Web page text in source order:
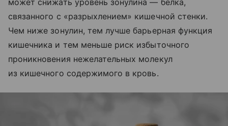
может снижать уровень зонулина — белка,
связанного с «разрыхлением» кишечной стенки.
Чем ниже зонулин, тем лучше барьерная функция
кишечника и тем меньше риск избыточного
проникновения нежелательных молекул
из кишечного содержимого в кровь.